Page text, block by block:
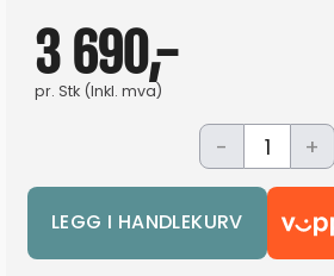
3 690,-
pr. Stk (Inkl. mva)
- +